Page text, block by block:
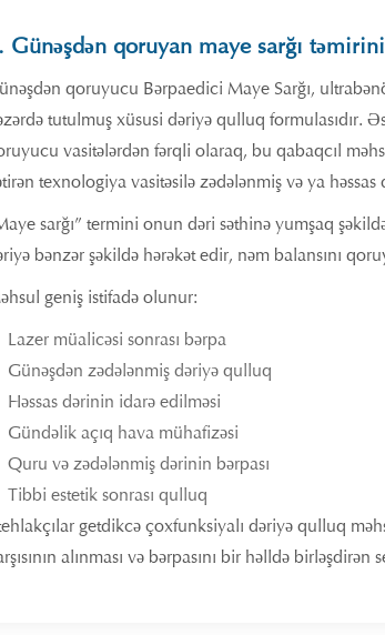
Günəşdən qoruyan maye sarğı
qoruyucu Bərpaedici Maye Sarğı,
tutulmuş xüsusi dəriyə qulluq formulasıdır.
vasitələrdən fərqli olaraq, bu qabaqcıl
texnologiya vasitəsilə zədələnmiş və ya həssas
sarğı” termini onun dəri səthinə yumşaq
bənzər şəkildə hərəkət edir, nəm balansını
geniş istifadə olunur:
Lazer müalicəsi sonrası bərpa
Günəşdən zədələnmiş dəriyə qulluq
Həssas dərinin idarə edilməsi
Gündəlik açıq hava mühafizəsi
Quru və zədələnmiş dərinin bərpası
Tibbi estetik sonrası qulluq
getdikcə çoxfunksiyalı dəriyə qulluq
alınması və bərpasını bir həlldə